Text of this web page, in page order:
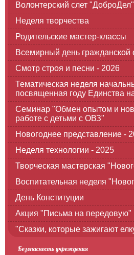
Волонтерский слет "ДоброДел"
Неделя творчества
Родительские мастер-классы
Всемирный день гражданской
Смотр строя и песни - 2026
Тематическая неделя
посвященная году Единства
Семинар "Обмен опытом и
работе с детьми с ОВЗ"
Новогоднее представление -
Неделя технологии - 2025
Творческая мастерская
Воспитательная неделя
День Конституции
Акция "Письма на передовую"
"Сказки, которые зажигают
Безопасность учреждения